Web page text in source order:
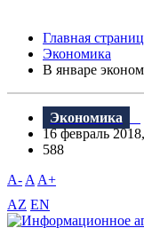
Главная
Экономика
В январе
Экономика
16 февраль
588
A- A A+
AZ EN